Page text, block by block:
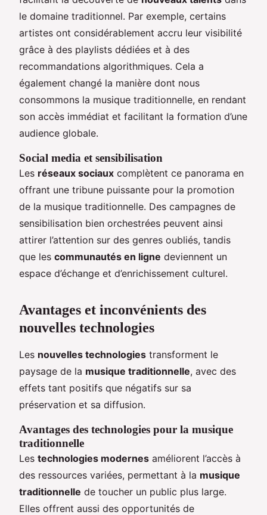
le domaine traditionnel. Par exemple, certains
artistes ont considérablement accru leur visibilité
grâce à des playlists dédiées et à des
recommandations algorithmiques. Cela a
également changé la manière dont nous
consommons la musique traditionnelle, en rendant
son accès immédiat et facilitant la formation d’une
audience globale.
Social media et sensibilisation
Les réseaux sociaux complètent ce panorama en
offrant une tribune puissante pour la promotion
de la musique traditionnelle. Des campagnes de
sensibilisation bien orchestrées peuvent ainsi
attirer l’attention sur des genres oubliés, tandis
que les communautés en ligne deviennent un
espace d’échange et d’enrichissement culturel.
Avantages et inconvénients des
nouvelles technologies
Les nouvelles technologies transforment le
paysage de la musique traditionnelle, avec des
effets tant positifs que négatifs sur sa
préservation et sa diffusion.
Avantages des technologies pour la musique
traditionnelle
Les technologies modernes améliorent l’accès à
des ressources variées, permettant à la musique
traditionnelle de toucher un public plus large.
Elles offrent aussi des opportunités de